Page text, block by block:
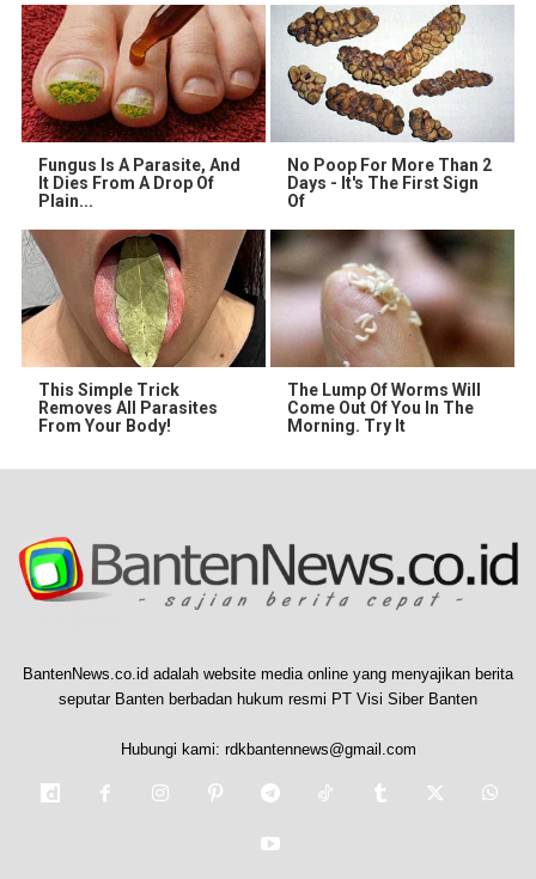
Fungus Is A Parasite, And
It Dies From A Drop Of
Plain...
No Poop For More Than 2
Days - It's The First Sign
Of
This Simple Trick
Removes All Parasites
From Your Body!
The Lump Of Worms Will
Come Out Of You In The
Morning. Try It
BantenNews.co.id adalah website media online yang menyajikan berita
seputar Banten berbadan hukum resmi PT Visi Siber Banten
Hubungi kami: rdkbantennews@gmail.com